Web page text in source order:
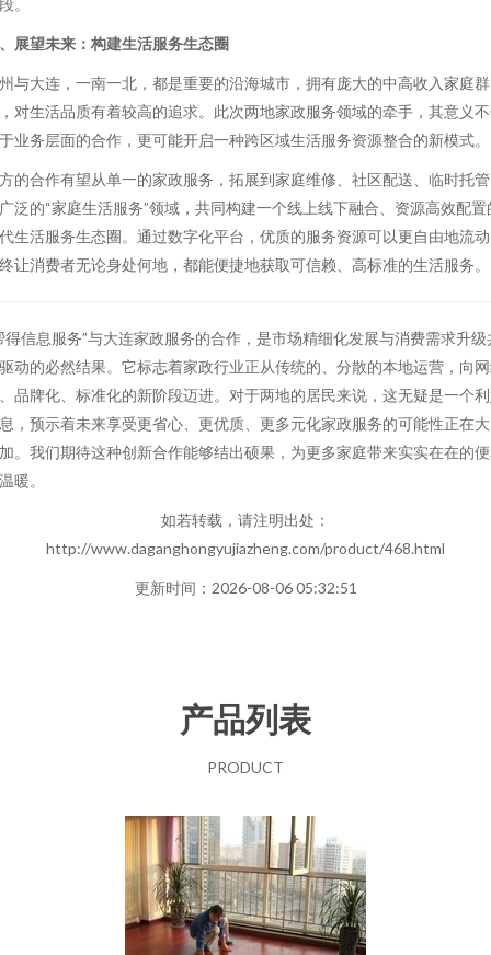
。
展望未来：构建生活服务生态圈
与大连，一南一北，都是重要的沿海城市，拥有庞大的中高收入家庭群
对生活品质有着较高的追求。此次两地家政服务领域的牵手，其意义
业务层面的合作，更可能开启一种跨区域生活服务资源整合的新模式。
的合作有望从单一的家政服务，拓展到家庭维修、社区配送、临时托
泛的“家庭生活服务”领域，共同构建一个线上线下融合、资源高效配置
生活服务生态圈。通过数字化平台，优质的服务资源可以更自由地流
让消费者无论身处何地，都能便捷地获取可信赖、高标准的生活服务。
得信息服务”与大连家政服务的合作，是市场精细化发展与消费需求升级
动的必然结果。它标志着家政行业正从传统的、分散的本地运营，向
品牌化、标准化的新阶段迈进。对于两地的居民来说，这无疑是一个
，预示着未来享受更省心、更优质、更多元化家政服务的可能性正在
。我们期待这种创新合作能够结出硕果，为更多家庭带来实实在在的
暖。
如若转载，请注明出处：
http://www.daganghongyujiazheng.com/product/468.html
更新时间：2026-08-06 05:32:51
产品列表
PRODUCT